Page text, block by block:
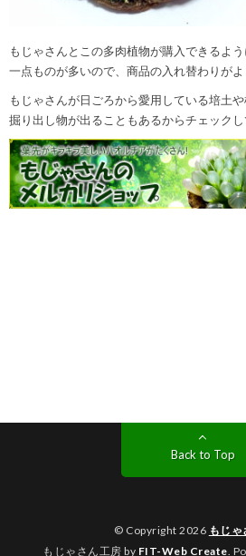
もじゃさんとこの多肉植物が購入できるよう
一点ものが多いので、商品の入れ替わりがよ
もじゃさんが日ごろから愛用している培土
掘り出し物が出ることもあるからチェックし
Back to Top
© Copyright 2026 もじ
もじゃさん工房 by FIT-Web Create.